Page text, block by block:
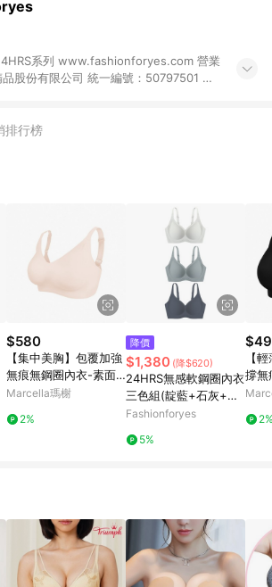
系列 www.fashionforyes.com 營業
股份有限公司 統一編號：50797501 聯
排行榜
$580
【集中美胸】包覆加強
無痕無鋼圈內衣-素面 -
XL / 裸粉
Marcella瑪榭
2%
降價
$1,380 (降$620)
24HRS無感軟鋼圈內衣
三色組(靛藍+石灰+雲
白)
Fashionforyes
5%
【
撐無
肩 -